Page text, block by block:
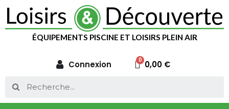
ÉQUIPEMENTS PISCINE ET LOISIRS PLEIN AIR
Connexion 0,00 €